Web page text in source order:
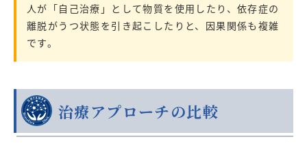
人が「自己治療」として物質を使用したり、依存症の
離脱がうつ状態を引き起こしたりと、因果関係も複雑
です。
治療アプローチの比較